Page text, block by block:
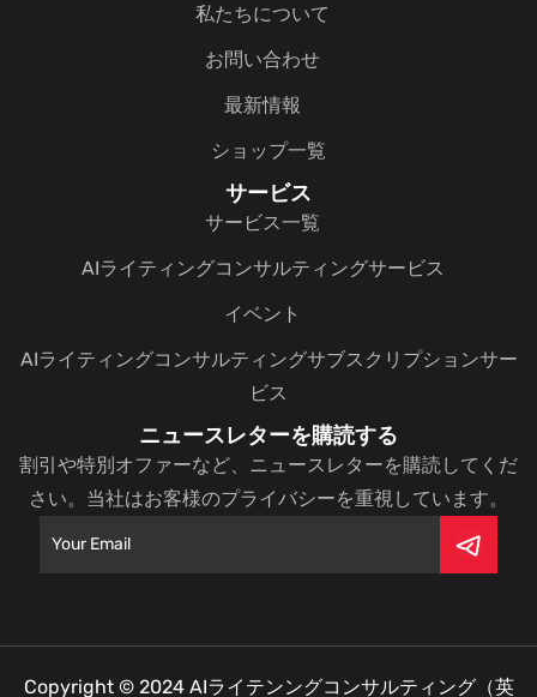
私たちについて
お問い合わせ
最新情報
ショップ一覧
サービス
サービス一覧
AIライティングコンサルティングサービス
イベント
AIライティングコンサルティングサブスクリプションサー
ビス
ニュースレターを購読する
割引や特別オファーなど、ニュースレターを購読してくだ
さい。当社はお客様のプライバシーを重視しています。
Copyright © 2024 AIライテンングコンサルティング（英